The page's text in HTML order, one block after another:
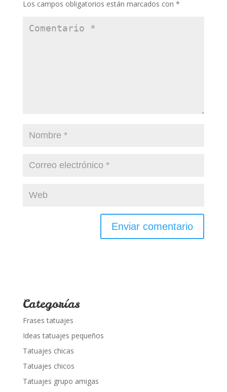
Los campos obligatorios están marcados con *
Categorías
Frases tatuajes
Ideas tatuajes pequeños
Tatuajes chicas
Tatuajes chicos
Tatuajes grupo amigas